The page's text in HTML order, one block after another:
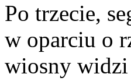
Po trzecie,
w oparciu o
wiosny